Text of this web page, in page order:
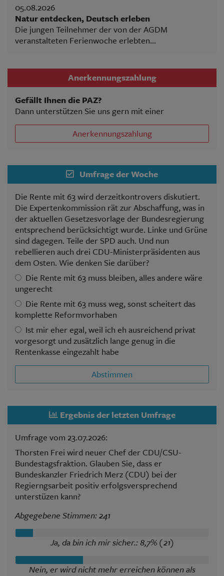
05.08.2026
Natur entdecken, Deutsch erleben
Die jungen Teilnehmer der von der AGDM
veranstalteten Ferienwoche erlebten...
Anerkennungszahlung
Gefällt Ihnen die PAZ?
Dann unterstützen Sie uns gern mit einer
Anerkennungszahlung
Umfrage der Woche
Die Rente mit 63 wird derzeitkontrovers diskutiert.
Die Expertenkommission rät zur Abschaffung, was in
der aktuellen Gesetzesvorlage der Bundesregierung
entsprechend berücksichtigt wurde. Linke und Grüne
sind dagegen. Teile der SPD auch. Und nun
rebellieren auch drei CDU-Ministerpräsidenten aus
dem Osten. Wie denken Sie darüber?
Die Rente mit 63 muss bleiben, alles andere wäre
ungerecht
Die Rente mit 63 muss weg, sonst scheitert das
komplette Reformvorhaben
Ist mir eher egal, weil ich eh ausreichend privat
vorgesorgt und zusätzlich lange genug in die
Rentenkasse eingezahlt habe
Abstimmen
Ergebnis der letzten Umfrage
Umfrage vom 23.07.2026:
Thorsten Frei wird neuer Chef der CDU/CSU-
Bundestagsfraktion. Glauben Sie, dass er
Bundeskanzler Friedrich Merz (CDU) bei der
Regierngsarbeit positiv erfolgsversprechend
unterstüzen kann?
Abgegebene Stimmen: 241
Ja, da bin ich mir sicher.: 8,7% (21)
Nein, er wird nicht mehr erreichen können als